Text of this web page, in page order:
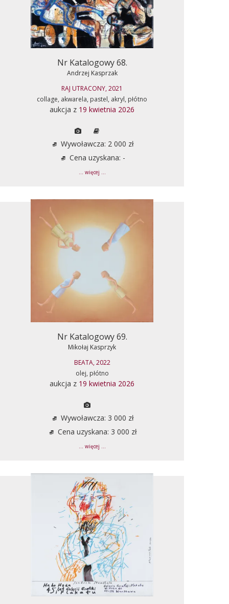
Nr Katalogowy 68.
Andrzej Kasprzak
RAJ UTRACONY, 2021
collage, akwarela, pastel, akryl, płótno
aukcja z 19 kwietnia 2026
Wywoławcza: 2 000 zł
Cena uzyskana: -
... więcej ...
Nr Katalogowy 69.
Mikołaj Kasprzyk
BEATA, 2022
olej, płótno
aukcja z 19 kwietnia 2026
Wywoławcza: 3 000 zł
Cena uzyskana: 3 000 zł
... więcej ...